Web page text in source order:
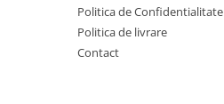
Politica de Confidentialitate
Politica de livrare
Contact